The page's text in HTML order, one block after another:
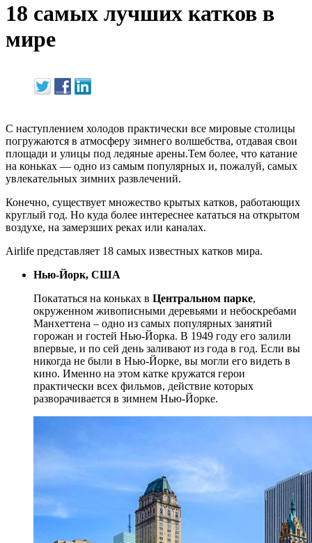
18 самых лучших катков в
мире
С наступлением холодов практически все мировые столицы
погружаются в атмосферу зимнего волшебства, отдавая свои
площади и улицы под ледяные арены.Тем более, что катание
на коньках — одно из самым популярных и, пожалуй, самых
увлекательных зимних развлечений.
Конечно, существует множество крытых катков, работающих
круглый год. Но куда более интереснее кататься на открытом
воздухе, на замерзших реках или каналах.
Airlife представляет 18 самых известных катков мира.
Нью-Йорк, США
Покататься на коньках в Центральном парке,
окруженном живописными деревьями и небоскребами
Манхеттена – одно из самых популярных занятий
горожан и гостей Нью-Йорка. В 1949 году его залили
впервые, и по сей день заливают из года в год. Если вы
никогда не были в Нью-Йорке, вы могли его видеть в
кино. Именно на этом катке кружатся герои
практически всех фильмов, действие которых
разворачивается в зимнем Нью-Йорке.